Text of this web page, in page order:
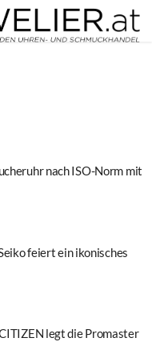
nach ISO-Norm mit
feiert ein ikonisches
legt die Promaster